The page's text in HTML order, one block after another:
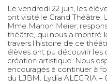
Le vendredi 22 juin, les
ont visité le Grand Théâtre.
Mme Manon Meier,
théâtre, qui nous a montré
travers l’histoire de ce
élèves ont pu découvrir
création artistique. Nous
encouragés à continuer à
du LJBM. Lydia ALEGRIA –